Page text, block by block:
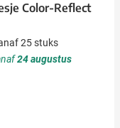
Color-Reflect
25 stuks
24 augustus